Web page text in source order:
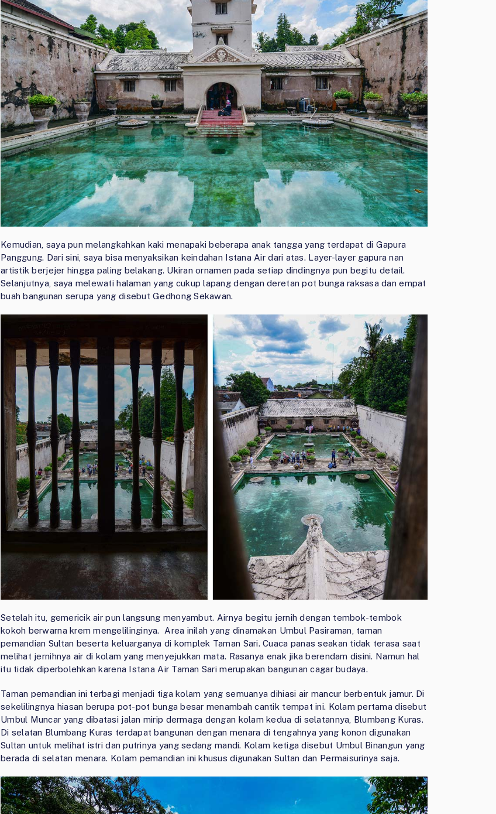
Kemudian, saya pun melangkahkan kaki menapaki beberapa anak tangga yang terdapat di Gapura
Panggung. Dari sini, saya bisa menyaksikan keindahan Istana Air dari atas. Layer-layer gapura nan
artistik berjejer hingga paling belakang. Ukiran ornamen pada setiap dindingnya pun begitu detail.
Selanjutnya, saya melewati halaman yang cukup lapang dengan deretan pot bunga raksasa dan empat
buah bangunan serupa yang disebut Gedhong Sekawan.
Setelah itu, gemericik air pun langsung menyambut. Airnya begitu jernih dengan tembok-tembok
kokoh berwarna krem mengelilinginya. Area inilah yang dinamakan Umbul Pasiraman, taman
pemandian Sultan beserta keluarganya di komplek Taman Sari. Cuaca panas seakan tidak terasa saat
melihat jernihnya air di kolam yang menyejukkan mata. Rasanya enak jika berendam disini. Namun hal
itu tidak diperbolehkan karena Istana Air Taman Sari merupakan bangunan cagar budaya.
Taman pemandian ini terbagi menjadi tiga kolam yang semuanya dihiasi air mancur berbentuk jamur. Di
sekelilingnya hiasan berupa pot-pot bunga besar menambah cantik tempat ini. Kolam pertama disebut
Umbul Muncar yang dibatasi jalan mirip dermaga dengan kolam kedua di selatannya, Blumbang Kuras.
Di selatan Blumbang Kuras terdapat bangunan dengan menara di tengahnya yang konon digunakan
Sultan untuk melihat istri dan putrinya yang sedang mandi. Kolam ketiga disebut Umbul Binangun yang
berada di selatan menara. Kolam pemandian ini khusus digunakan Sultan dan Permaisurinya saja.